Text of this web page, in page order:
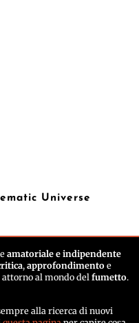
Universe
amatoriale e indipendente
, approfondimento e
al mondo del fumetto.
alla ricerca di nuovi